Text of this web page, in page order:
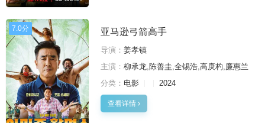
7.0分 亚马逊弓箭高手
导演： 姜孝镇
主演： 柳承龙,陈善圭,全锡浩,高庚杓,廉惠兰
分类： 电影 2024
查看详情